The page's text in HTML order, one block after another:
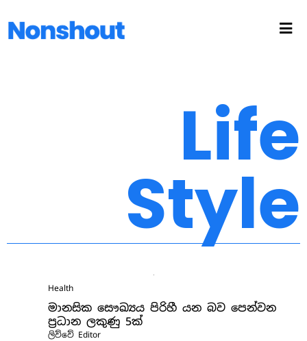
Life
Style
Health
මානසික සෞඛ්‍යය පිරිහී යන බව පෙන්වන
ප්‍රධාන ලකුණු 5ක්
ලිව්වේ Editor